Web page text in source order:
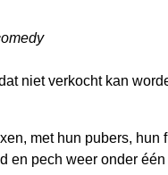
niet verkocht kan
met hun pubers, hun
en pech weer onder